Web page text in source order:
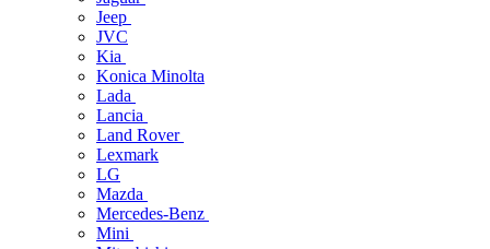
Jeep
JVC
Kia
Konica Minolta
Lada
Lancia
Land Rover
Lexmark
LG
Mazda
Mercedes-Benz
Mini